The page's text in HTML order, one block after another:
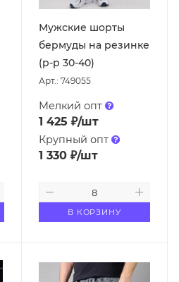
Мужские шорты
бермуды на резинке
(р-р 30-40)
Арт.: 749055
Мелкий опт
1 425 ₽/шт
Крупный опт
1 330₽/шт
В КОРЗИНУ